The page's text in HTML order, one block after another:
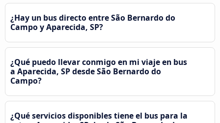
¿Hay un bus directo entre São Bernardo do
Campo y Aparecida, SP?
¿Qué puedo llevar conmigo en mi viaje en bus
a Aparecida, SP desde São Bernardo do
Campo?
¿Qué servicios disponibles tiene el bus para la